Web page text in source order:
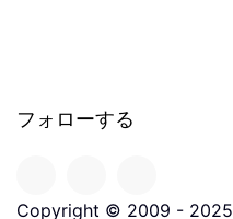
フォローする
Copyright © 2009 -